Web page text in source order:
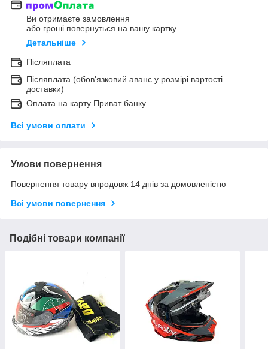
Ви отримаєте замовлення
або гроші повернуться на вашу картку
Детальніше
Післяплата
Післяплата (обов'язковий аванс у розмірі вартості
доставки)
Оплата на карту Приват банку
Всі умови оплати
Умови повернення
Повернення товару впродовж 14 днів за домовленістю
Всі умови повернення
Подібні товари компанії